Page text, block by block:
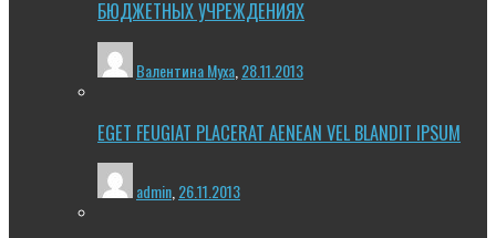
БЮДЖЕТНЫХ УЧРЕЖДЕНИЯХ
Валентина Муха 28.11.2013
EGET FEUGIAT PLACERAT AENEAN VEL BLANDIT IPSUM
admin,26.11.2013